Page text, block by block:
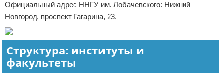
Официальный адрес ННГУ им. Лобачевского: Нижний
Новгород, проспект Гагарина, 23.
Структура: институты и
факультеты